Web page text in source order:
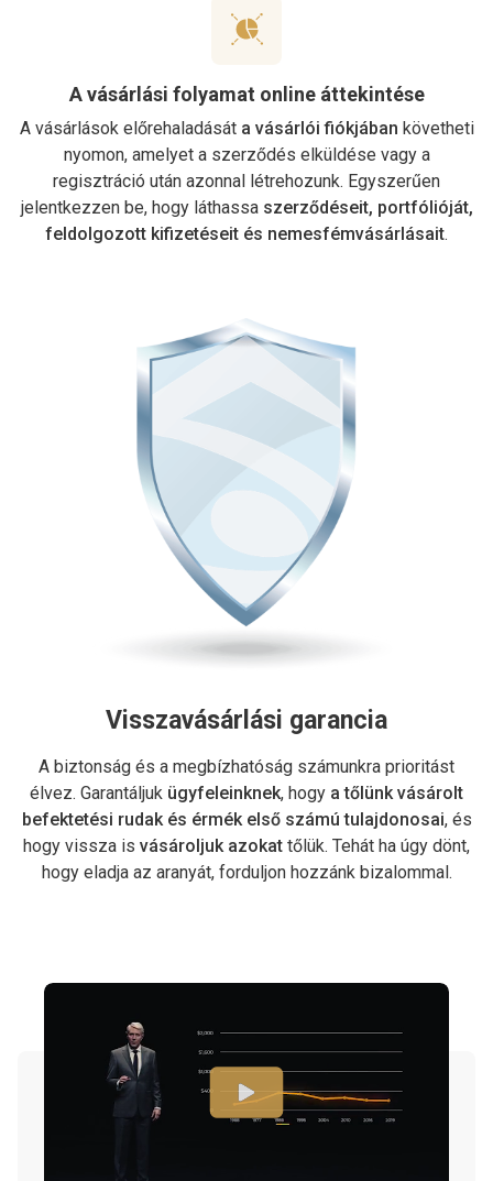
A vásárlási folyamat online áttekintése
A vásárlások előrehaladását a vásárlói fiókjában követheti
nyomon, amelyet a szerződés elküldése vagy a
regisztráció után azonnal létrehozunk. Egyszerűen
jelentkezzen be, hogy láthassa szerződéseit, portfólióját,
feldolgozott kifizetéseit és nemesfémvásárlásait.
Visszavásárlási garancia
A biztonság és a megbízhatóság számunkra prioritást
élvez. Garantáljuk ügyfeleinknek, hogy a tőlünk vásárolt
befektetési rudak és érmék első számú tulajdonosai, és
hogy vissza is vásároljuk azokat tőlük. Tehát ha úgy dönt,
hogy eladja az aranyát, forduljon hozzánk bizalommal.